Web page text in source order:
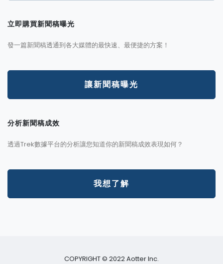
立即購買新聞稿曝光
發一篇新聞稿透通到各大媒體的最快速、最便捷的方案！
讓新聞稿曝光
分析新聞稿成效
透過Trek數據平台的分析讓您知道你的新聞稿成效表現如何？
我想了解
COPYRIGHT © 2022 Aotter Inc.